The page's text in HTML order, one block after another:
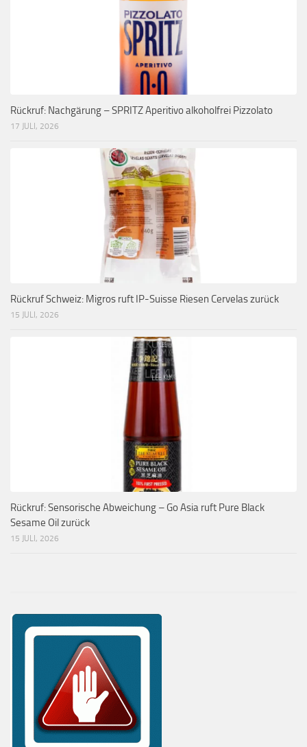
Rückruf: Nachgärung – SPRITZ Aperitivo alkoholfrei Pizzolato
17 JULI, 2026
Rückruf Schweiz: Migros ruft IP-Suisse Riesen Cervelas zurück
15 JULI, 2026
Rückruf: Sensorische Abweichung – Go Asia ruft Pure Black
Sesame Oil zurück
15 JULI, 2026